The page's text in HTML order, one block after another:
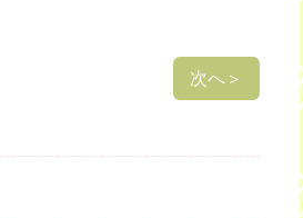
次へ ＞